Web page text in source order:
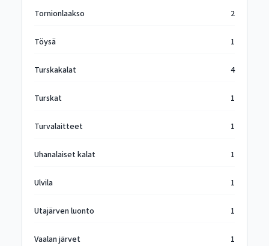
Tornionlaakso 2
Töysä 1
Turskakalat 4
Turskat 1
Turvalaitteet 1
Uhanalaiset kalat 1
Ulvila 1
Utajärven luonto 1
Vaalan järvet 1